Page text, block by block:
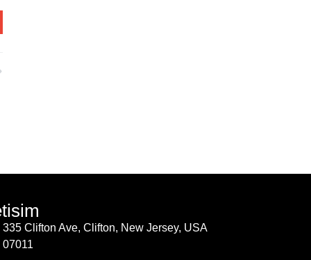
335 Clifton Ave, Clifton, New Jersey, USA
07011